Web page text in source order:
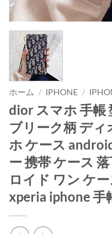
ホーム / IPHONE /
dior スマホ 手帳
ブリーク柄 デ
ホ ケース
ー 携帯 ケース
ロイド ワン ケ
xperia iphone 手